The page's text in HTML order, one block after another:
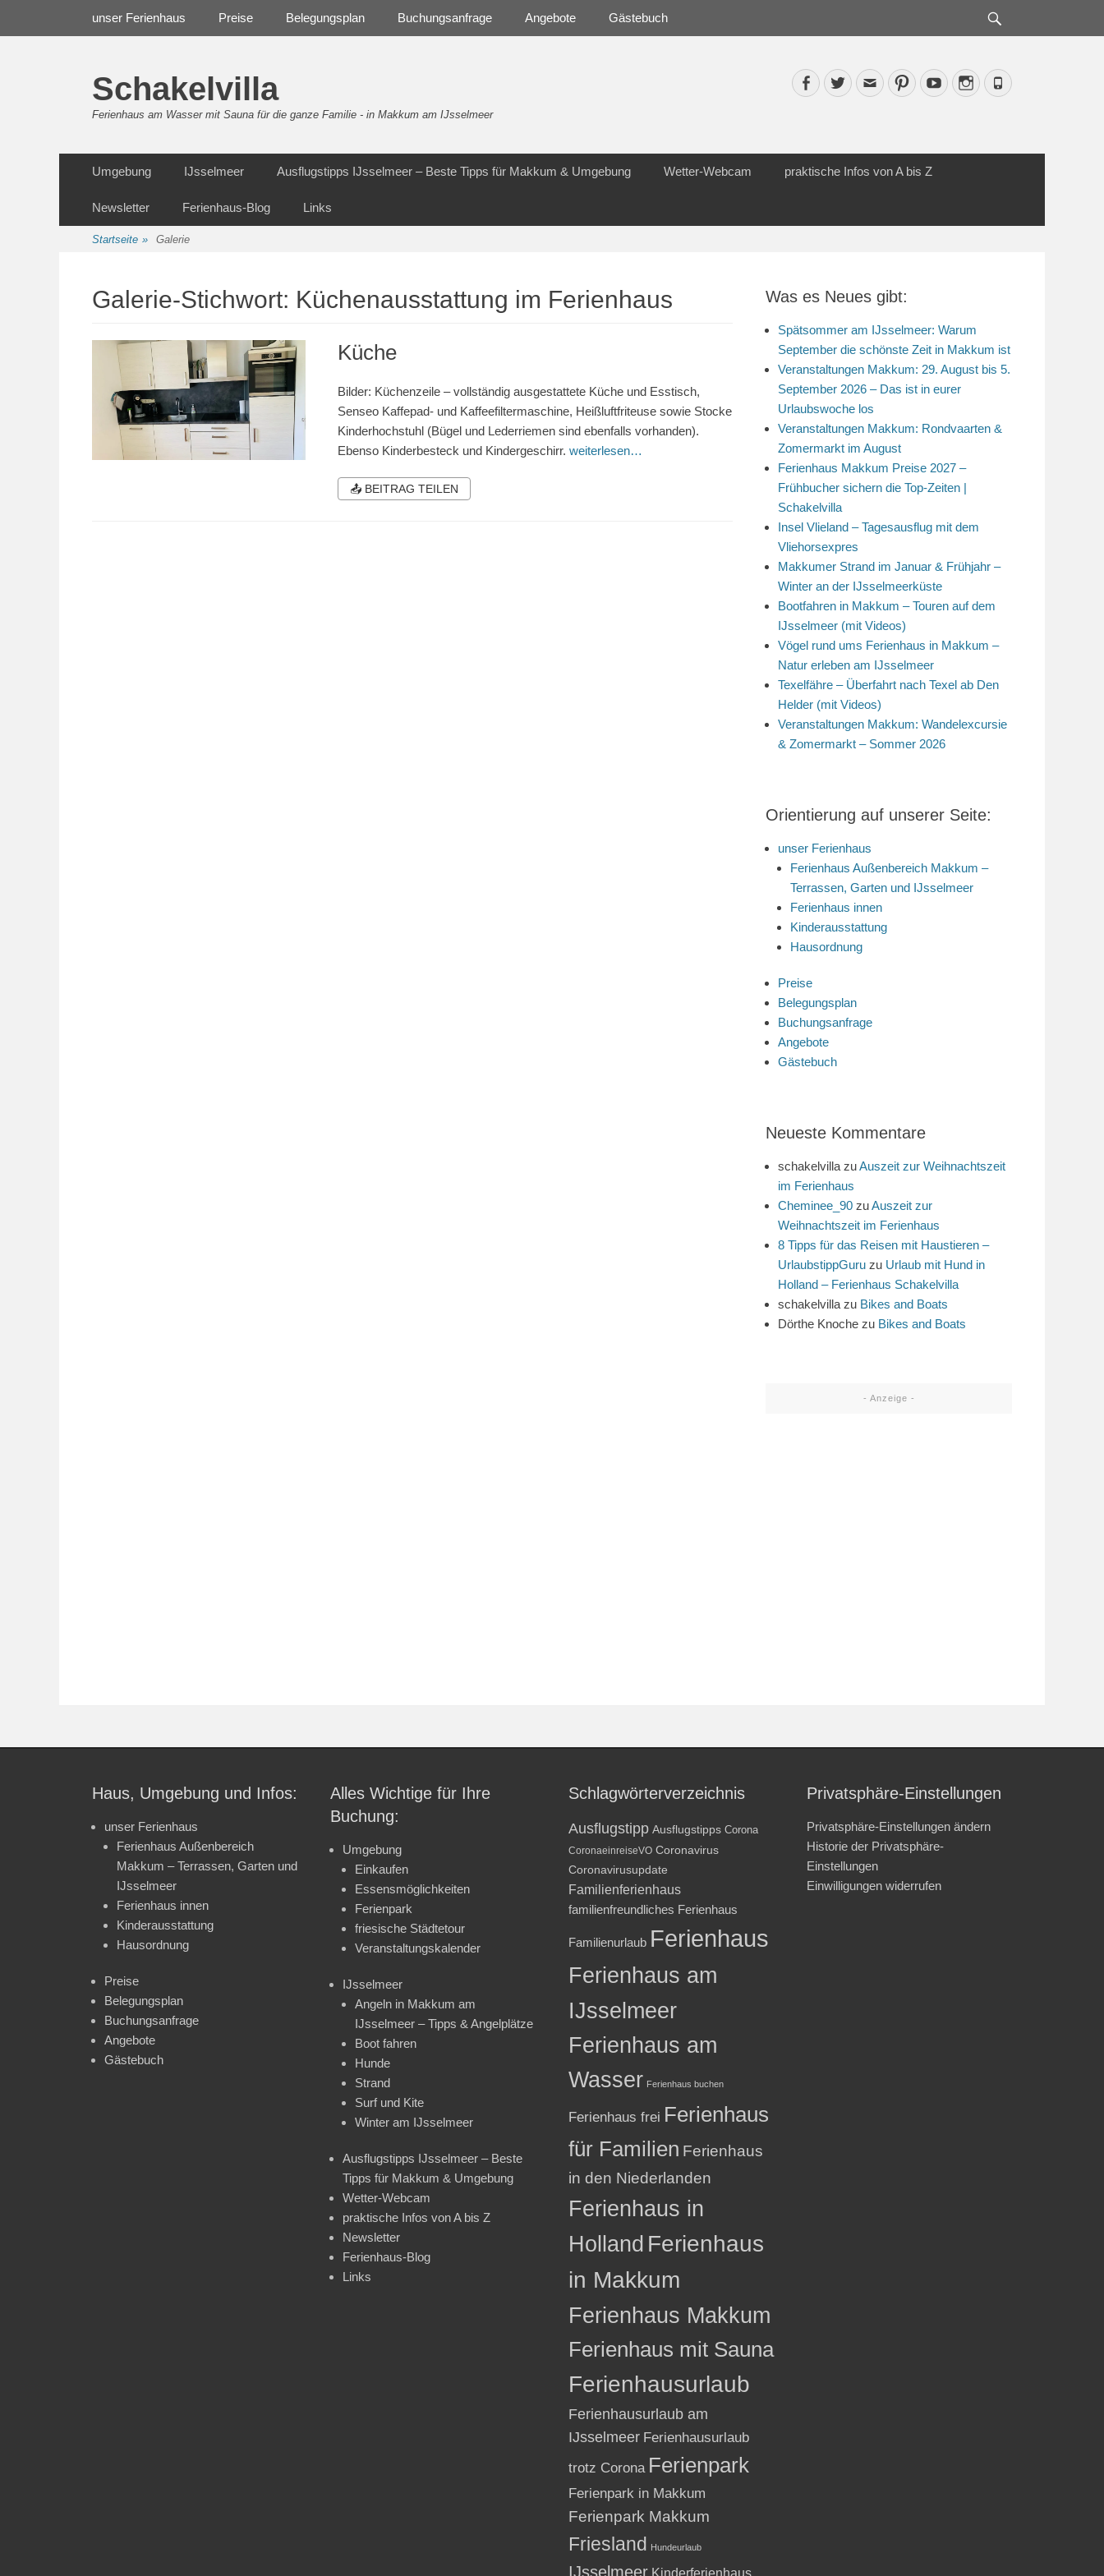
unser Ferienhaus Preise Belegungsplan Buchungsanfrage Angebote Gästebuch
Schakelvilla
Ferienhaus am Wasser mit Sauna für die ganze Familie - in Makkum am IJsselmeer
Facebook
TwitterEmailPinterestYouTubeInstagram
Phone
Inhalt
Umgebung IJsselmeer Ausflugstipps IJsselmeer – Beste Tipps für Makkum & Umgebung Wetter-Webcam praktische Infos von A bis Z
Newsletter Ferienhaus-Blog Links
Startseite » Galerie
Galerie-Stichwort: Küchenausstattung im Ferienhaus
Küche
Bilder: Küchenzeile – vollständig ausgestattete Küche und Esstisch,
Senseo Kaffepad- und Kaffeefiltermaschine, Heißluftfriteuse sowie Stocke
Kinderhochstuhl (Bügel und Lederriemen sind ebenfalls vorhanden).
Ebenso Kinderbesteck und Kindergeschirr. weiterlesen…
📤 BEITRAG TEILEN
Was es Neues gibt:
Spätsommer am IJsselmeer: Warum
September die schönste Zeit in Makkum ist
Veranstaltungen Makkum: 29. August bis 5.
September 2026 – Das ist in eurer
Urlaubswoche los
Veranstaltungen Makkum: Rondvaarten &
Zomermarkt im August
Ferienhaus Makkum Preise 2027 –
Frühbucher sichern die Top-Zeiten |
Schakelvilla
Insel Vlieland – Tagesausflug mit dem
Vliehorsexpres
Makkumer Strand im Januar & Frühjahr –
Winter an der IJsselmeerküste
Bootfahren in Makkum – Touren auf dem
IJsselmeer (mit Videos)
Vögel rund ums Ferienhaus in Makkum –
Natur erleben am IJsselmeer
Texelfähre – Überfahrt nach Texel ab Den
Helder (mit Videos)
Veranstaltungen Makkum: Wandelexcursie
& Zomermarkt – Sommer 2026
Orientierung auf unserer Seite:
unser Ferienhaus
Ferienhaus Außenbereich Makkum –
Terrassen, Garten und IJsselmeer
Ferienhaus innen
Kinderausstattung
Hausordnung
Preise
Belegungsplan
Buchungsanfrage
Angebote
Gästebuch
Neueste Kommentare
schakelvilla zuAuszeit zur Weihnachtszeit
im Ferienhaus
Cheminee_90 zuAuszeit zur
Weihnachtszeit im Ferienhaus
8 Tipps für das Reisen mit Haustieren –
UrlaubstippGuru zu Urlaub mit Hund in
Holland – Ferienhaus Schakelvilla
schakelvilla zu Bikes and Boats
Dörthe Knoche zu Bikes and Boats
- Anzeige -
Haus, Umgebung und Infos:
unser Ferienhaus
Ferienhaus Außenbereich
Makkum – Terrassen, Garten und
IJsselmeer
Ferienhaus innen
Kinderausstattung
Hausordnung
Preise
Belegungsplan
Buchungsanfrage
Angebote
Gästebuch
Alles Wichtige für Ihre
Buchung:
Umgebung
Einkaufen
Essensmöglichkeiten
Ferienpark
friesische Städtetour
Veranstaltungskalender
IJsselmeer
Angeln in Makkum am
IJsselmeer – Tipps & Angelplätze
Boot fahren
Hunde
Strand
Surf und Kite
Winter am IJsselmeer
Ausflugstipps IJsselmeer – Beste
Tipps für Makkum & Umgebung
Wetter-Webcam
praktische Infos von A bis Z
Newsletter
Ferienhaus-Blog
Links
Schlagwörterverzeichnis
Ausflugstipp Ausflugstipps Corona
CoronaeinreiseVO Coronavirus
Coronavirusupdate
Familienferienhaus
familienfreundliches Ferienhaus
Familienurlaub Ferienhaus
Ferienhaus am
IJsselmeer
Ferienhaus am
Wasser Ferienhaus buchen
Ferienhaus frei Ferienhaus
für Familien Ferienhaus
in den Niederlanden
Ferienhaus in
Holland Ferienhaus
in Makkum
Ferienhaus Makkum
Ferienhaus mit Sauna
Ferienhausurlaub
Ferienhausurlaub am
IJsselmeer Ferienhausurlaub
trotz Corona Ferienpark
Ferienpark in Makkum
Ferienpark Makkum
Friesland Hundeurlaub
IJsselmeer Kinderferienhaus
Privatsphäre-Einstellungen
Privatsphäre-Einstellungen ändern
Historie der Privatsphäre-
Einstellungen
Einwilligungen widerrufen